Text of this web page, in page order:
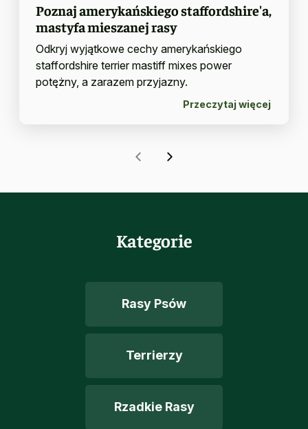
Poznaj amerykańskiego staffordshire'a,
mastyfa mieszanej rasy
Odkryj wyjątkowe cechy amerykańskiego
staffordshire terrier mastiff mixes power
potężny, a zarazem przyjazny.
Przeczytaj więcej
Kategorie
Rasy Psów
Terrierzy
Rzadkie Rasy